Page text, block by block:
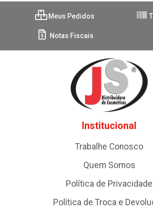
Meus Pedidos
Notas Fiscais
Institucional
Trabalhe Conosco
Quem Somos
Política de Privacidade
Política de Troca e